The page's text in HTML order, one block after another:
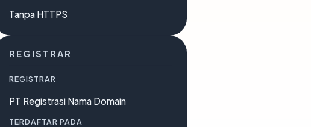
Tanpa HTTPS
REGISTRAR
REGISTRAR
PT Registrasi Nama Domain
TERDAFTAR PADA